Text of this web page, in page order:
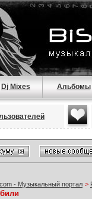
Dj Mixes Альбомы
- Музыкальный портал >